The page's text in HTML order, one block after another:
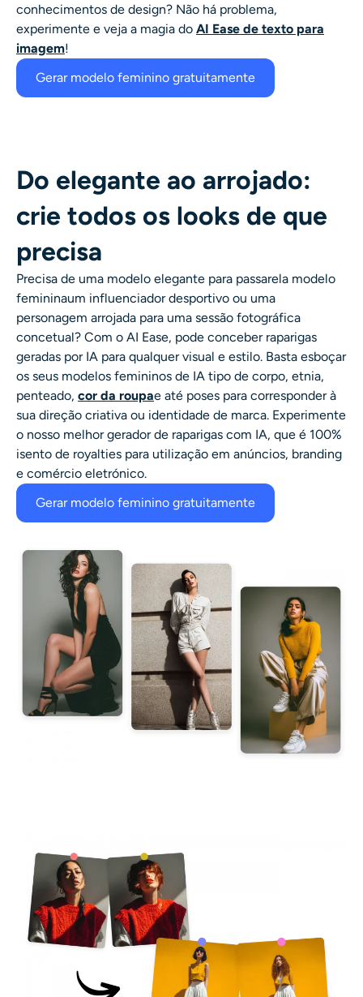
conhecimentos de design? Não há problema,
experimente e veja a magia do AI Ease de texto para
imagem!
Gerar modelo feminino gratuitamente
Do elegante ao arrojado:
crie todos os looks de que
precisa
Precisa de uma modelo elegante para passarela modelo
femininaum influenciador desportivo ou uma
personagem arrojada para uma sessão fotográfica
concetual? Com o AI Ease, pode conceber raparigas
geradas por IA para qualquer visual e estilo. Basta esboçar
os seus modelos femininos de IA tipo de corpo, etnia,
penteado, cor da roupae até poses para corresponder à
sua direção criativa ou identidade de marca. Experimente
o nosso melhor gerador de raparigas com IA, que é 100%
isento de royalties para utilização em anúncios, branding
e comércio eletrónico.
Gerar modelo feminino gratuitamente